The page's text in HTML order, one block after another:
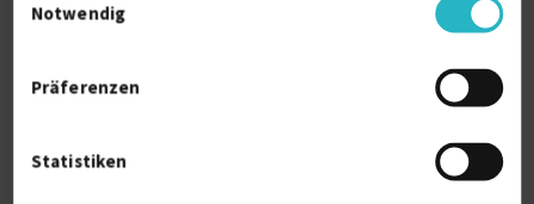
Notwendig
Präferenzen
Statistiken
5 J.
Deutschland